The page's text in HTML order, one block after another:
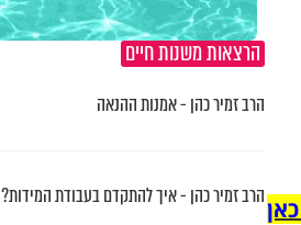
הרצאות משנות חיים
הרב זמיר כהן - אמנות ההנאה
הרב זמיר כהן - איך להתקדם בעבודת המידות?